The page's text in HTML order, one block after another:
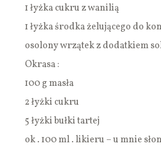
1 łyżka cukru z wanilią
1 łyżka środka żelującego do
osolony wrzątek z dodatkiem
Okrasa :
100 g masła
2 łyżki cukru
5 łyżki bułki tartej
ok . 100 ml . likieru – u mnie